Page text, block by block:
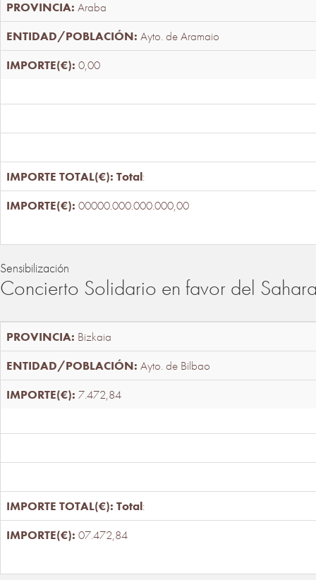
Araba
Ayto. de Aramaio
0,00
Total:
00000.000.000.000,00
Sensibilización
Concierto Solidario en favor del
Bizkaia
Ayto. de Bilbao
7.472,84
Total:
07.472,84